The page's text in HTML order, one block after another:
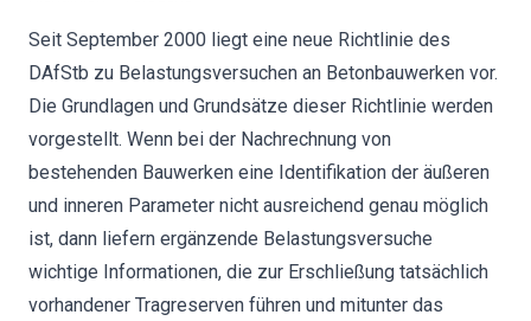
Seit September 2000 liegt eine neue Richtlinie des
DAfStb zu Belastungsversuchen an Betonbauwerken vor.
Die Grundlagen und Grundsätze dieser Richtlinie werden
vorgestellt. Wenn bei der Nachrechnung von
bestehenden Bauwerken eine Identifikation der äußeren
und inneren Parameter nicht ausreichend genau möglich
ist, dann liefern ergänzende Belastungsversuche
wichtige Informationen, die zur Erschließung tatsächlich
vorhandener Tragreserven führen und mitunter das